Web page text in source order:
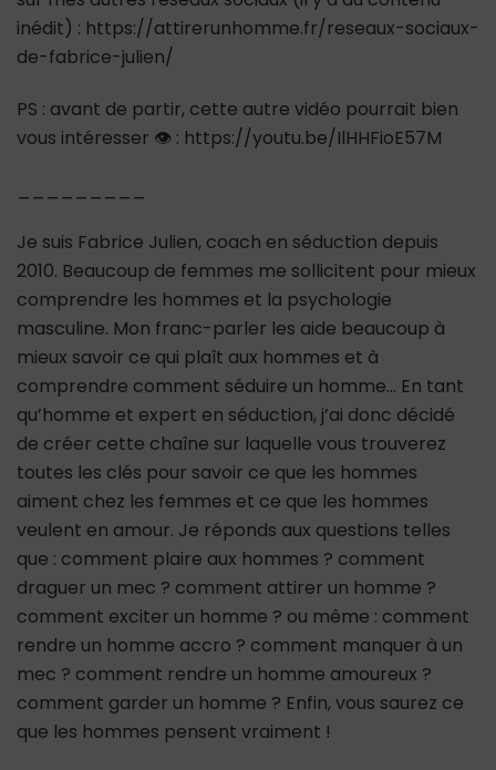
inédit) : https://attirerunhomme.fr/reseaux-sociaux-
de-fabrice-julien/
PS : avant de partir, cette autre vidéo pourrait bien
vous intéresser 👁 : https://youtu.be/IlHHFioE57M
Je suis Fabrice Julien, coach en séduction depuis
2010. Beaucoup de femmes me sollicitent pour mieux
comprendre les hommes et la psychologie
masculine. Mon franc-parler les aide beaucoup à
mieux savoir ce qui plaît aux hommes et à
comprendre comment séduire un homme… En tant
qu’homme et expert en séduction, j’ai donc décidé
de créer cette chaîne sur laquelle vous trouverez
toutes les clés pour savoir ce que les hommes
aiment chez les femmes et ce que les hommes
veulent en amour. Je réponds aux questions telles
que : comment plaire aux hommes ? comment
draguer un mec ? comment attirer un homme ?
comment exciter un homme ? ou même : comment
rendre un homme accro ? comment manquer à un
mec ? comment rendre un homme amoureux ?
comment garder un homme ? Enfin, vous saurez ce
que les hommes pensent vraiment !